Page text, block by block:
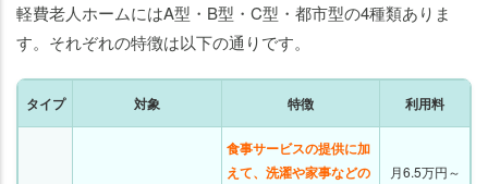
軽費老人ホームにはA型・B型・C型・都市型の4種類ありま
す。それぞれの特徴は以下の通りです。
タイプ 対象 特徴 利用料
食事サービスの提供に加
えて、洗濯や家事などの
月6.5万円～